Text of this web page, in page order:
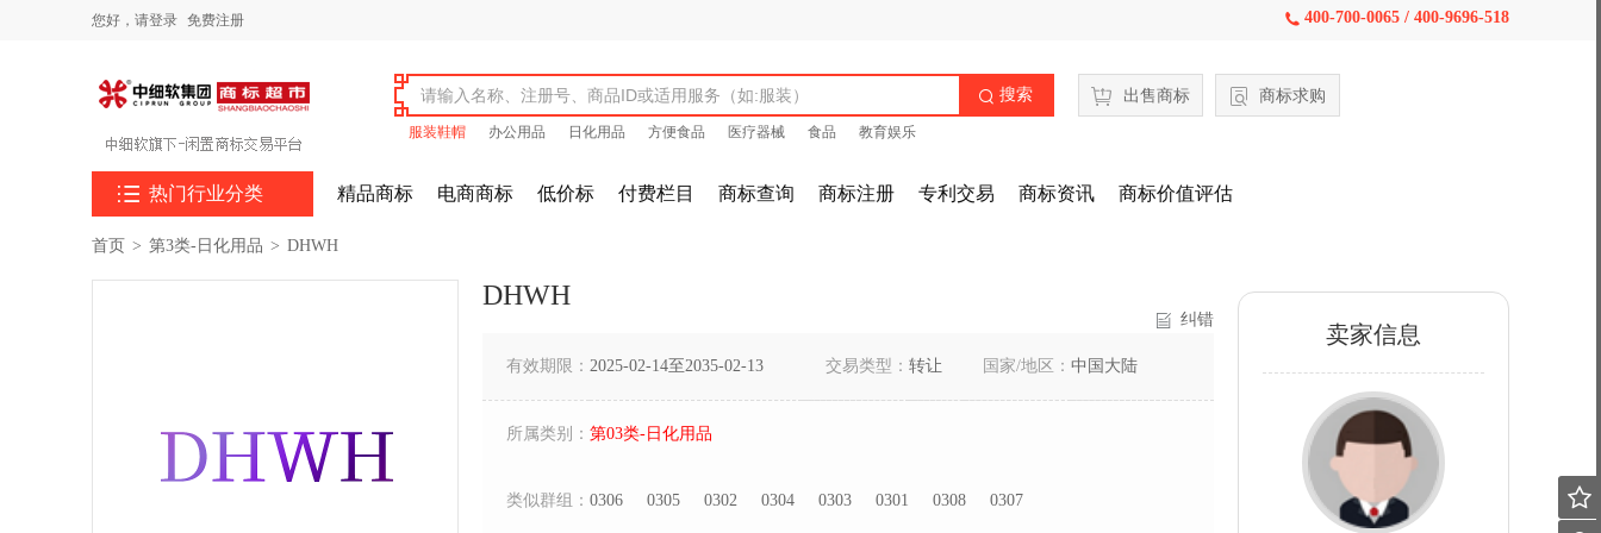
您好， 请登录 免费注册  400-700-0065 / 400-9696-518
 搜索
服装鞋帽 办公用品 日化用品 方便食品 医疗器械 食品 教育娱乐
出售商标 商标求购
 热门行业分类 精品商标 电商商标 低价标 付费栏目 商标查询 商标注册 专利交易 商标资讯 商标价值评估
首页 > 第3类-日化用品 > DHWH
DHWH
纠错
有效期限： 2025-02-14至2035-02-13 交易类型： 转让 国家/地区： 中国大陆
所属类别： 第03类-日化用品
类似群组： 0306 0305 0302 0304 0303 0301 0308 0307
卖家信息
